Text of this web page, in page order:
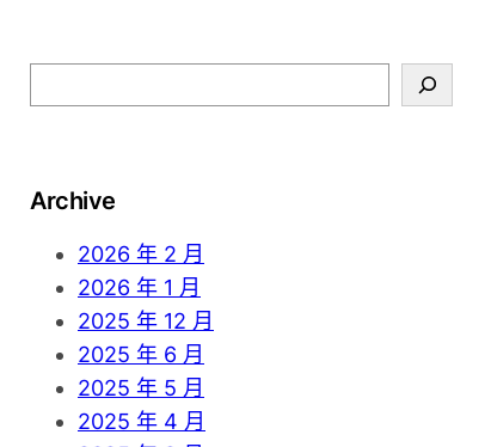
e
c
Archive
2026 年 2 月
2026 年 1 月
2025 年 12 月
2025 年 6 月
2025 年 5 月
2025 年 4 月